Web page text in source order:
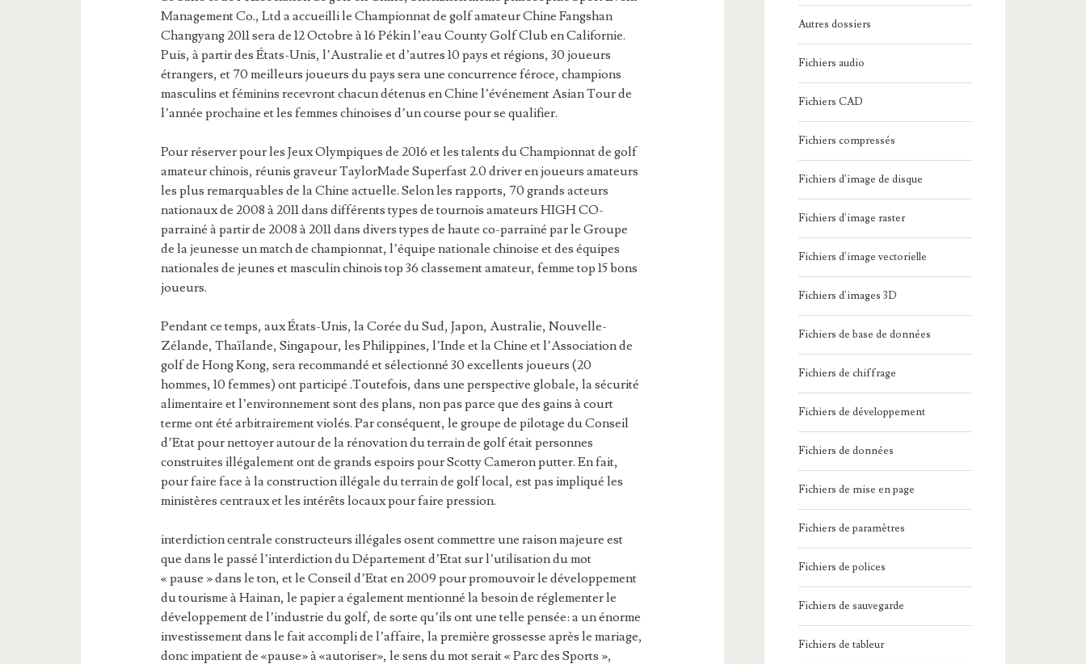
Management Co., Ltd a accueilli le Championnat de golf amateur Chine Fangshan
Changyang 2011 sera de 12 Octobre à 16 Pékin l’eau County Golf Club en Californie.
Puis, à partir des États-Unis, l’Australie et d’autres 10 pays et régions, 30 joueurs
étrangers, et 70 meilleurs joueurs du pays sera une concurrence féroce, champions
masculins et féminins recevront chacun détenus en Chine l’événement Asian Tour de
l’année prochaine et les femmes chinoises d’un course pour se qualifier.
Pour réserver pour les Jeux Olympiques de 2016 et les talents du Championnat de golf
amateur chinois, réunis graveur TaylorMade Superfast 2.0 driver en joueurs amateurs
les plus remarquables de la Chine actuelle. Selon les rapports, 70 grands acteurs
nationaux de 2008 à 2011 dans différents types de tournois amateurs HIGH CO-
parrainé à partir de 2008 à 2011 dans divers types de haute co-parrainé par le Groupe
de la jeunesse un match de championnat, l’équipe nationale chinoise et des équipes
nationales de jeunes et masculin chinois top 36 classement amateur, femme top 15 bons
joueurs.
Pendant ce temps, aux États-Unis, la Corée du Sud, Japon, Australie, Nouvelle-
Zélande, Thaïlande, Singapour, les Philippines, l’Inde et la Chine et l’Association de
golf de Hong Kong, sera recommandé et sélectionné 30 excellents joueurs (20
hommes, 10 femmes) ont participé .Toutefois, dans une perspective globale, la sécurité
alimentaire et l’environnement sont des plans, non pas parce que des gains à court
terme ont été arbitrairement violés. Par conséquent, le groupe de pilotage du Conseil
d’Etat pour nettoyer autour de la rénovation du terrain de golf était personnes
construites illégalement ont de grands espoirs pour Scotty Cameron putter. En fait,
pour faire face à la construction illégale du terrain de golf local, est pas impliqué les
ministères centraux et les intérêts locaux pour faire pression.
interdiction centrale constructeurs illégales osent commettre une raison majeure est
que dans le passé l’interdiction du Département d’Etat sur l’utilisation du mot
« pause » dans le ton, et le Conseil d’Etat en 2009 pour promouvoir le développement
du tourisme à Hainan, le papier a également mentionné la besoin de réglementer le
développement de l’industrie du golf, de sorte qu’ils ont une telle pensée: a un énorme
investissement dans le fait accompli de l’affaire, la première grossesse après le mariage,
donc impatient de «pause» à «autoriser», le sens du mot serait « Parc des Sports »,
Autres dossiers
Fichiers audio
Fichiers CAD
Fichiers compressés
Fichiers d'image de disque
Fichiers d'image raster
Fichiers d'image vectorielle
Fichiers d'images 3D
Fichiers de base de données
Fichiers de chiffrage
Fichiers de développement
Fichiers de données
Fichiers de mise en page
Fichiers de paramètres
Fichiers de polices
Fichiers de sauvegarde
Fichiers de tableur